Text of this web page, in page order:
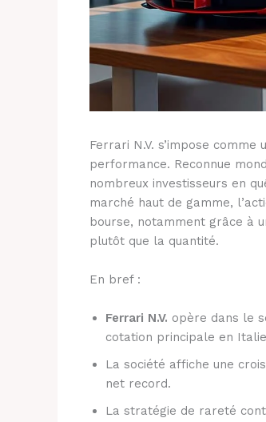
Ferrari N.V. s’impose
performance. Reconnue
nombreux investisseurs en
marché haut de gamme,
bourse, notamment grâce à
plutôt que la quantité.
En bref :
Ferrari N.V. opère dans le
cotation principale en
La société affiche une
net record.
La stratégie de rareté